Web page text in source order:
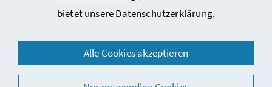
bietet unsereDatenschutzerklärung.
Alle Cookies akzeptieren
© 2026 Bundesministerium für Arbeit, Soziales, Gesundheit,
Pflege und Konsumentenschutz